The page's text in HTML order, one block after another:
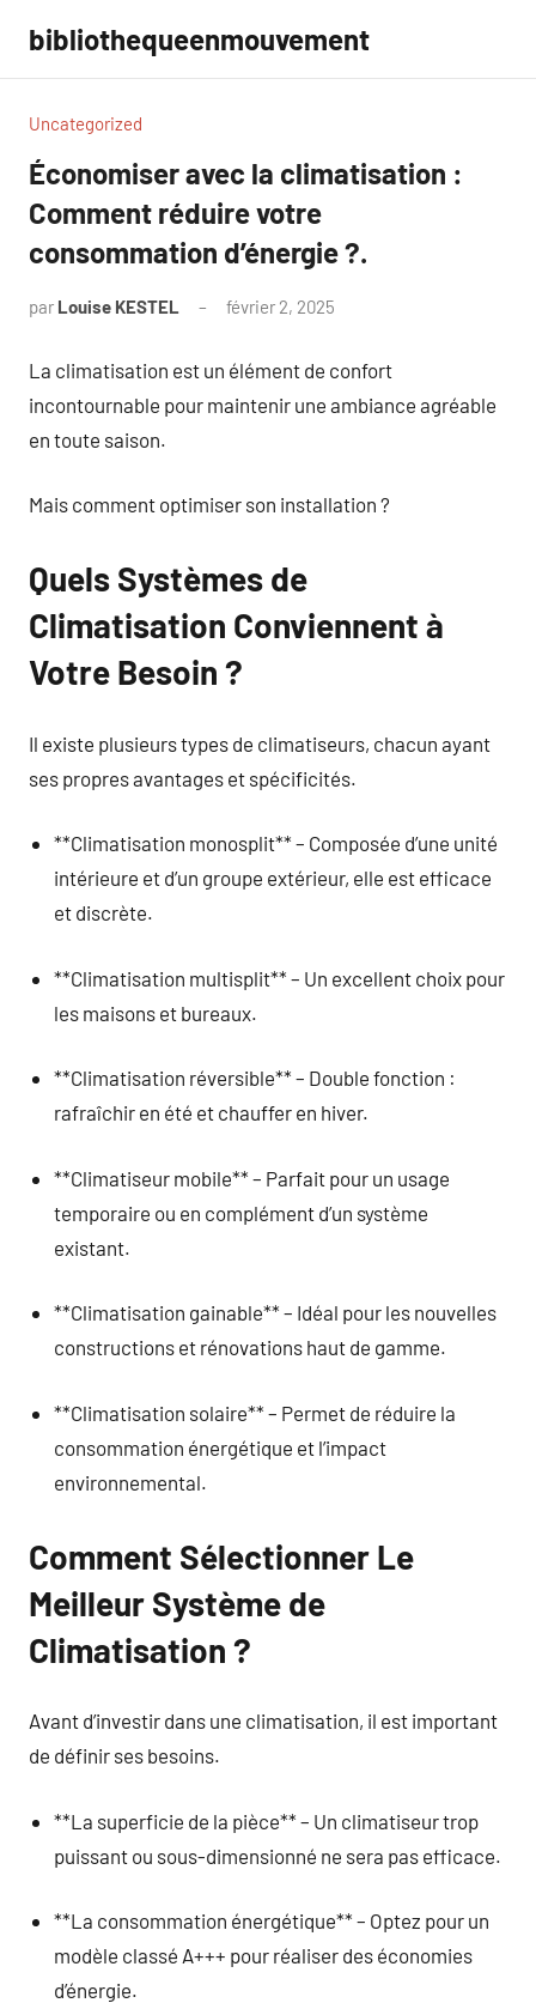
contenu
bibliothequeenmouvement
Uncategorized
Économiser avec la climatisation :
Comment réduire votre
consommation d’énergie ?.
par Louise KESTEL février 2, 2025
La climatisation est un élément de confort
incontournable pour maintenir une ambiance agréable
en toute saison.
Mais comment optimiser son installation ?
Quels Systèmes de
Climatisation Conviennent à
Votre Besoin ?
Il existe plusieurs types de climatiseurs, chacun ayant
ses propres avantages et spécificités.
**Climatisation monosplit** – Composée d’une unité
intérieure et d’un groupe extérieur, elle est efficace
et discrète.
**Climatisation multisplit** – Un excellent choix pour
les maisons et bureaux.
**Climatisation réversible** – Double fonction :
rafraîchir en été et chauffer en hiver.
**Climatiseur mobile** – Parfait pour un usage
temporaire ou en complément d’un système
existant.
**Climatisation gainable** – Idéal pour les nouvelles
constructions et rénovations haut de gamme.
**Climatisation solaire** – Permet de réduire la
consommation énergétique et l’impact
environnemental.
Comment Sélectionner Le
Meilleur Système de
Climatisation ?
Avant d’investir dans une climatisation, il est important
de définir ses besoins.
**La superficie de la pièce** – Un climatiseur trop
puissant ou sous-dimensionné ne sera pas efficace.
**La consommation énergétique** – Optez pour un
modèle classé A+++ pour réaliser des économies
d’énergie.